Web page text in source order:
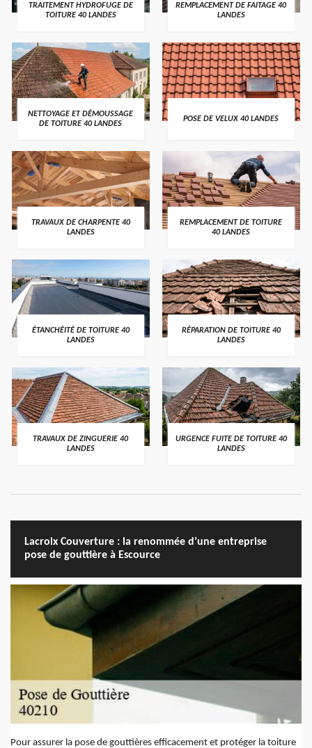
TRAITEMENT HYDROFUGE DE
TOITURE 40 LANDES
REMPLACEMENT DE FAITAGE 40
LANDES
NETTOYAGE ET DÉMOUSSAGE
DE TOITURE 40 LANDES
POSE DE VELUX 40 LANDES
TRAVAUX DE CHARPENTE 40
LANDES
REMPLACEMENT DE TOITURE
40 LANDES
ÉTANCHÉITÉ DE TOITURE 40
LANDES
RÉPARATION DE TOITURE 40
LANDES
TRAVAUX DE ZINGUERIE 40
LANDES
URGENCE FUITE DE TOITURE 40
LANDES
Lacroix Couverture : la renommée d’une entreprise
pose de gouttière à Escource
Pour assurer la pose de gouttières efficacement et protéger la toiture